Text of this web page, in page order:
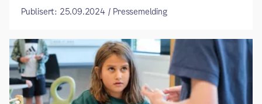
Publisert: 25.09.2024 / Pressemelding